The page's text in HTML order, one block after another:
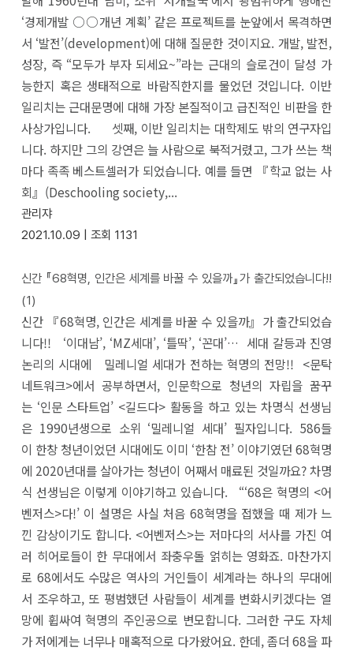
‘경제개발 ○○개년 계획’ 같은 프로젝트를 눈앞에서 목격하면
서 ‘발전’(development)에 대해 질문한 것이지요. 개발, 발전,
성장, 즉 “모두가 부자 되세요~”라는 근대의 슬로건이 달성 가
능한지 혹은 생태적으로 바람직한지를 물었던 것입니다. 이반
일리치는 근대문명에 대해 가장 본질적이고 급진적인 비판을 한
사상가입니다. 셋째, 이반 일리치는 대학제도 밖의 연구자입
니다. 하지만 그의 강연은 늘 사람으로 북적거렸고, 그가 쓰는 책
마다 족족 베스트셀러가 되었습니다. 예를 들면 『학교 없는 사
회』(Deschooling society,...
관리쟈
2021.10.09 |
조회 1131
신간 『68혁명, 인간은 세계를 바꿀 수 있을까』가 출간되었습니다!!
(1)
신간 『68혁명, 인간은 세계를 바꿀 수 있을까』가 출간되었습
니다!! ‘이대남’, ‘MZ세대’, ‘틀딱’, ‘꼰대’… 세대 갈등과 진영
논리의 시대에 밀레니얼 세대가 전하는 혁명의 전망!! <문탁
네트워크>에서 공부하면서, 인문학으로 청년의 자립을 꿈꾸
는 ‘인문 스타트업’ <길드다> 활동을 하고 있는 차명식 선생님
은 1990년생으로 소위 ‘밀레니얼 세대’ 필자입니다. 586들
이 한창 청년이었던 시대에도 이미 ‘한참 전’ 이야기였던 68혁명
에 2020년대를 살아가는 청년이 어째서 매료된 것일까요? 차명
식 선생님은 이렇게 이야기하고 있습니다. “‘68은 혁명의 <어
벤저스>다!’ 이 설명은 사실 처음 68혁명을 접했을 때 제가 느
낀 감상이기도 합니다. <어벤저스>는 저마다의 서사를 가진 여
러 히어로들이 한 무대에서 좌충우돌 얽히는 영화죠. 마찬가지
로 68에서도 수많은 역사의 거인들이 세계라는 하나의 무대에
서 조우하고, 또 평범했던 사람들이 세계를 변화시키겠다는 열
망에 휩싸여 혁명의 주인공으로 변모합니다. 그러한 구도 자체
가 저에게는 너무나 매혹적으로 다가왔어요. 한데, 좀더 68을 파